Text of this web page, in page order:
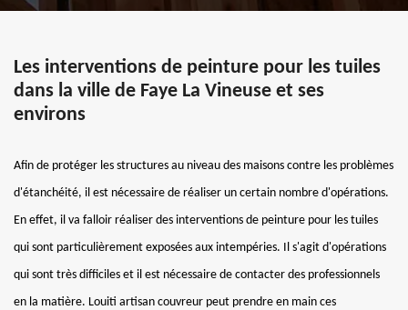
Les interventions de peinture pour les tuiles
dans la ville de Faye La Vineuse et ses
environs
Afin de protéger les structures au niveau des maisons contre les problèmes
d'étanchéité, il est nécessaire de réaliser un certain nombre d'opérations.
En effet, il va falloir réaliser des interventions de peinture pour les tuiles
qui sont particulièrement exposées aux intempéries. Il s'agit d'opérations
qui sont très difficiles et il est nécessaire de contacter des professionnels
en la matière. Louiti artisan couvreur peut prendre en main ces